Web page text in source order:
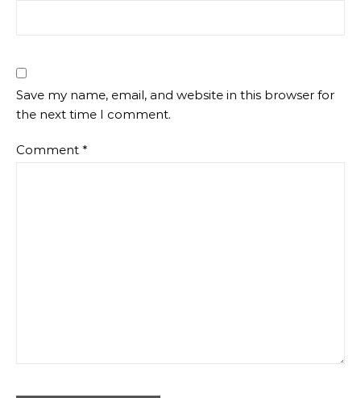
Save my name, email, and website in this browser for
the next time I comment.
Comment *